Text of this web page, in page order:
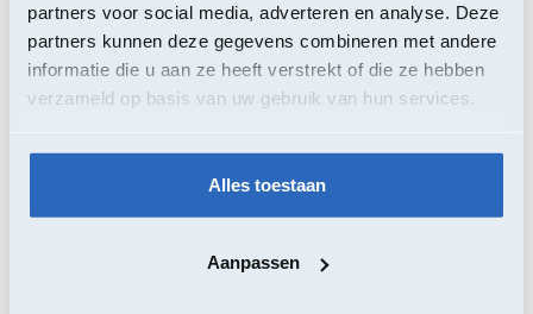
partners voor social media, adverteren en analyse. Deze
partners kunnen deze gegevens combineren met andere
informatie die u aan ze heeft verstrekt of die ze hebben
verzameld op basis van uw gebruik van hun services.
Alles toestaan
Aanpassen
Journée des membres 2026 - Wallonie
jeudi 10 septembre 2026 - 08h30-17h00
22